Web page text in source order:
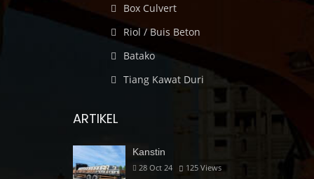
Box Culvert
Riol / Buis Beton
Batako
Tiang Kawat Duri
ARTIKEL
Kanstin
28 Oct 24 125 Views